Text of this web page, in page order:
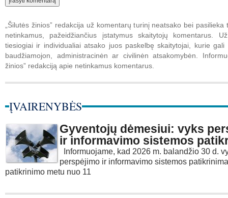
„Šilutės žinios” redakcija už komentarų turinį neatsako bei pasilieka
netinkamus, pažeidžiančius įstatymus skaitytojų komentarus.
tiesiogiai ir individualiai atsako juos paskelbę skaitytojai, kurie gali
baudžiamojon, administracinėn ar civilinėn atsakomybėn.
žinios” redakciją apie netinkamus komentarus.
ĮVAIRENYBĖS
Gyventojų dėmesiui: vyks
ir informavimo sistemos
Informuojame, kad 2026 m. balandžio 30 d.
perspėjimo ir informavimo sistemos
patikrinimo metu nuo 11